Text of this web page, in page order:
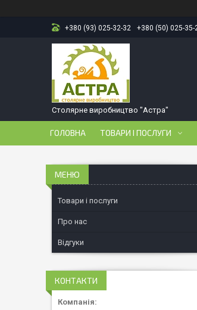
+380 (93) 025-32-32 +380 (50) 025-35-
Столярне виробництво "Астра"
ГОЛОВНА ТОВАРИ І ПОСЛУГИ
Товари і послуги
Про нас
Відгуки
КОНТАКТИ